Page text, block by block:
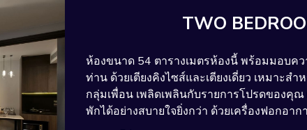
TWO
ห้องขนาด 54 ตารางเมตรห้องนี้ พร้อมมอบค
ท่าน ด้วยเตียงคิงไซส์และเตียงเดี่ยว เหมาะส
กลุ่มเพื่อน เพลิดเพลินกับรายการโปรดของคุ
พักได้อย่างสบายใจยิ่งกว่า ด้วยเครื่องฟอกอา